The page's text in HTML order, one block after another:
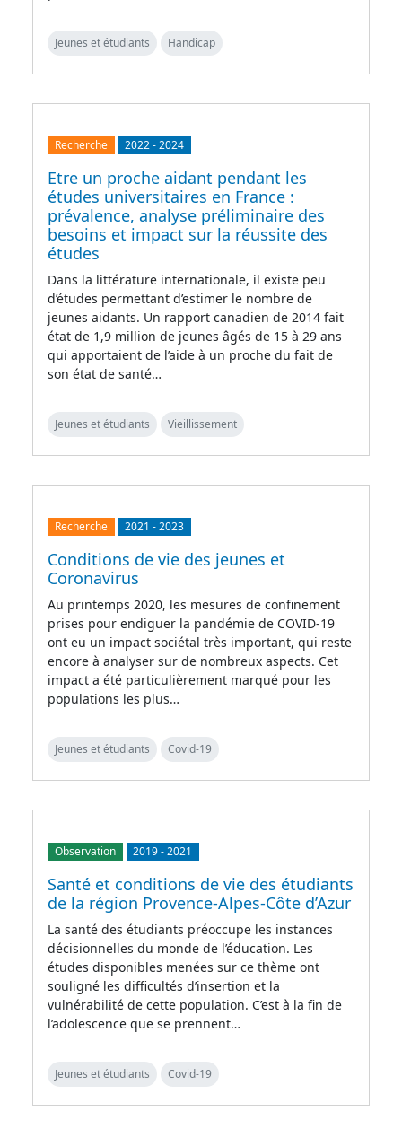
Jeunes et étudiants Handicap
Recherche 2022-2024
Etre un proche aidant pendant les
études universitaires en France :
prévalence, analyse préliminaire des
besoins et impact sur la réussite des
études
Dans la littérature internationale, il existe peu
d’études permettant d’estimer le nombre de
jeunes aidants. Un rapport canadien de 2014 fait
état de 1,9 million de jeunes âgés de 15 à 29 ans
qui apportaient de l’aide à un proche du fait de
son état de santé…
Jeunes et étudiants Vieillissement
Recherche 2021 -2023
Conditions de vie des jeunes et
Coronavirus
Au printemps 2020, les mesures de confinement
prises pour endiguer la pandémie de COVID-19
ont eu un impact sociétal très important, qui reste
encore à analyser sur de nombreux aspects. Cet
impact a été particulièrement marqué pour les
populations les plus…
Jeunes et étudiants Covid-19
Observation 2019-2021
Santé et conditions de vie des étudiants
de la région Provence-Alpes-Côte d’Azur
La santé des étudiants préoccupe les instances
décisionnelles du monde de l’éducation. Les
études disponibles menées sur ce thème ont
souligné les difficultés d’insertion et la
vulnérabilité de cette population. C’est à la fin de
l’adolescence que se prennent…
Jeunes et étudiants Covid-19